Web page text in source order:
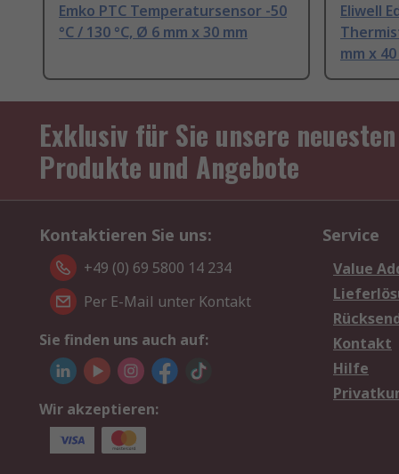
Emko PTC Temperatursensor -50
°C / 130 °C, Ø 6 mm x 30 mm
Eliwell
mm x
Exklusiv für Sie unsere neuesten
Produkte und Angebote
Kontaktieren Sie uns:
+49 (0) 69 5800 14 234
Per E-Mail unter Kontakt
Sie finden uns auch auf:
Wir akzeptieren:
Service
Value
Kontakt
Hilfe